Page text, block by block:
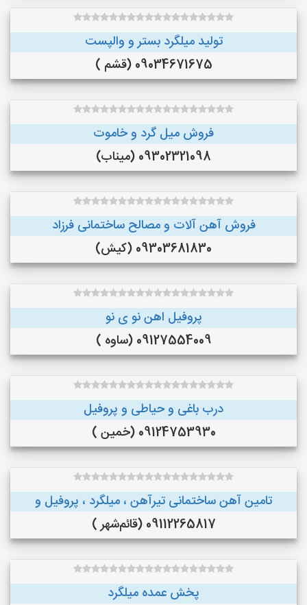
تولید میلگرد بستر و والپست
09034671675 (قشم )
فروش میل گرد و خاموت
09302321098 (میناب)
فروش آهن آلات و مصالح ساختمانی فرزاد
09303681830 (کیش)
پروفیل اهن نو ی نو
09127554009 (ساوه )
درب باغی و حیاطی و پروفیل
09124753930 (خمین )
تامین آهن ساختمانی تیرآهن ، میلگرد ، پروفیل و
09112265817 (قائم‌شهر )
پخش عمده میلگرد